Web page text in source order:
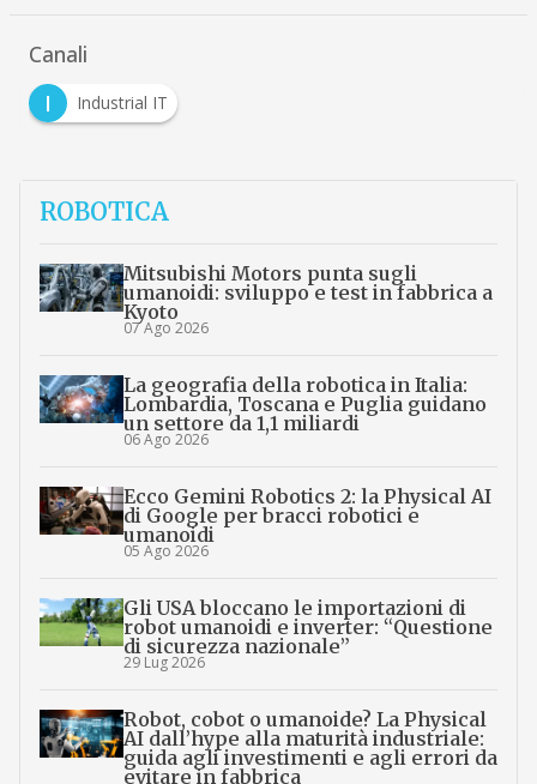
Canali
I
Industrial IT
ROBOTICA
Mitsubishi Motors punta sugli
umanoidi: sviluppo e test in fabbrica a
Kyoto
07 Ago 2026
La geografia della robotica in Italia:
Lombardia, Toscana e Puglia guidano
un settore da 1,1 miliardi
06 Ago 2026
Ecco Gemini Robotics 2: la Physical AI
di Google per bracci robotici e
umanoidi
05 Ago 2026
Gli USA bloccano le importazioni di
robot umanoidi e inverter: “Questione
di sicurezza nazionale”
29 Lug 2026
Robot, cobot o umanoide? La Physical
AI dall’hype alla maturità industriale:
guida agli investimenti e agli errori da
evitare in fabbrica